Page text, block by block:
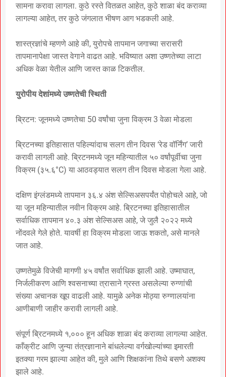
सामना करावा लागला. कुठे रस्ते वितळत आहेत, कुठे शाळा बंद कराव्या
लागल्या आहेत, तर कुठे जंगलात भीषण आग भडकली आहे.
शास्त्रज्ञांचे म्हणणे आहे की, युरोपचे तापमान जगाच्या सरासरी
तापमानापेक्षा जास्त वेगाने वाढत आहे. भविष्यात अशा उष्णतेच्या लाटा
अधिक वेळा येतील आणि जास्त काळ टिकतील.
युरोपीय देशांमध्ये उष्णतेची स्थिती
ब्रिटन: जूनमध्ये उष्णतेचा 50 वर्षांचा जुना विक्रम 3 वेळा मोडला
ब्रिटनच्या इतिहासात पहिल्यांदाच सलग तीन दिवस ‘रेड वॉर्निंग’ जारी
करावी लागली आहे. ब्रिटनमध्ये जून महिन्यातील ५० वर्षांपूर्वीचा जुना
विक्रम (३५.६°C) या आठवड्यात सलग तीन दिवस मोडला गेला आहे.
दक्षिण इंग्लंडमध्ये तापमान ३६.४ अंश सेल्सिअसपर्यंत पोहोचले आहे, जो
या जून महिन्यातील नवीन विक्रम आहे. ब्रिटनच्या इतिहासातील
सर्वाधिक तापमान ४०.३ अंश सेल्सिअस आहे, जे जुलै २०२२ मध्ये
नोंदवले गेले होते. यावर्षी हा विक्रम मोडला जाऊ शकतो, असे मानले
जात आहे.
उष्णतेमुळे विजेची मागणी ४५ वर्षांत सर्वाधिक झाली आहे. उष्माघात,
निर्जलीकरण आणि श्वसनाच्या त्रासाने ग्रस्त असलेल्या रुग्णांची
संख्या अचानक खूप वाढली आहे. यामुळे अनेक मोठ्या रुग्णालयांना
आणीबाणी जाहीर करावी लागली आहे.
संपूर्ण ब्रिटनमध्ये १,००० हून अधिक शाळा बंद कराव्या लागल्या आहेत.
काँक्रीट आणि जुन्या तंत्रज्ञानाने बांधलेल्या वर्गखोल्यांच्या इमारती
इतक्या गरम झाल्या आहेत की, मुले आणि शिक्षकांना तिथे बसणे अशक्य
झाले आहे.